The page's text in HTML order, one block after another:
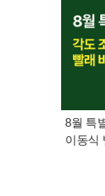
8월 특
이동식